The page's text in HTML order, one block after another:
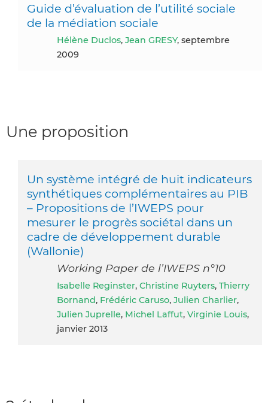
Guide d’évaluation de l’utilité sociale
de la médiation sociale
Hélène Duclos, Jean GRESY, septembre
2009
Une proposition
Un système intégré de huit indicateurs
synthétiques complémentaires au PIB
– Propositions de l’IWEPS pour
mesurer le progrès sociétal dans un
cadre de développement durable
(Wallonie)
Working Paper de l’IWEPS n°10
Isabelle Reginster, Christine Ruyters, Thierry
Bornand, Frédéric Caruso, Julien Charlier,
Julien Juprelle, Michel Laffut, Virginie Louis,
janvier 2013